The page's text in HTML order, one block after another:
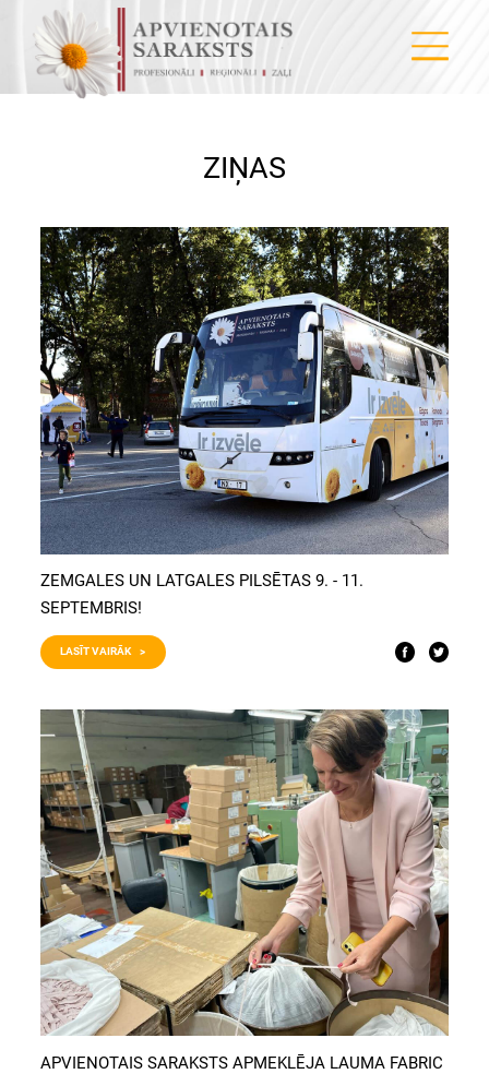
ZIŅAS
ZEMGALES UN LATGALES PILSĒTAS 9. - 11.
SEPTEMBRIS!
LASĪT VAIRĀK >
APVIENOTAIS SARAKSTS APMEKLĒJA LAUMA FABRIC